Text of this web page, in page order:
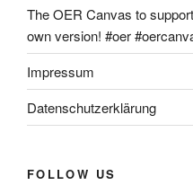
The OER Canvas to
own version! #oer
Impressum
Datenschutzerklärung
FOLLOW US